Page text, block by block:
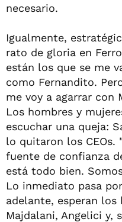
necesario.
Igualmente,
rato de gloria en
están los que se me
como Fernandito.
me voy a agarrar con
Los hombres y
escuchar una queja:
lo quitaron los CEOs.
fuente de confianza
está todo bien.
Lo inmediato pasa
adelante, esperan los
Majdalani, Angelici y,